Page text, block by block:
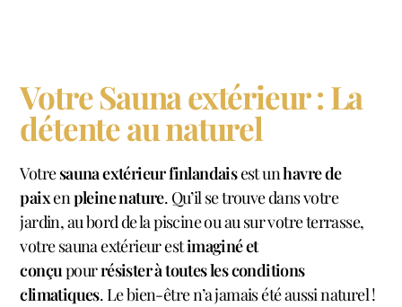
Votre Sauna extérieur : La
détente au naturel
Votresauna extérieur finlandaisest unhavre de
paixenpleine nature. Qu’il se trouve dans votre
jardin, au bord de la piscine ou au sur votre terrasse,
votre sauna extérieur estimaginé et
conçupourrésister à toutes les conditions
climatiques. Le bien-être n’a jamais été aussi naturel !